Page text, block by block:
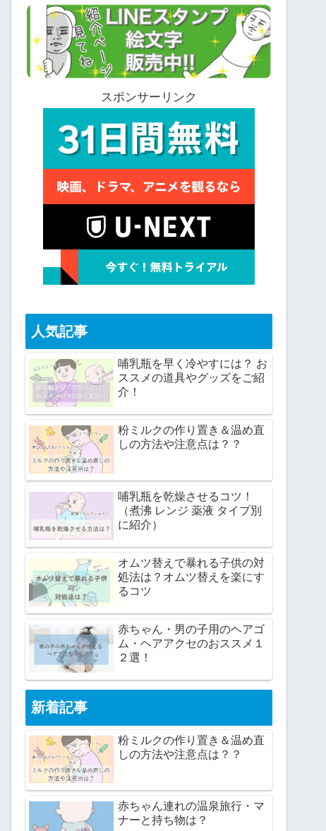
スポンサーリンク
人気記事
哺乳瓶を早く冷やすには？ お
ススメの道具やグッズをご紹
介！
粉ミルクの作り置き＆温め直
しの方法や注意点は？？
哺乳瓶を乾燥させるコツ！
（煮沸 レンジ 薬液 タイプ別
に紹介）
オムツ替えで暴れる子供の対
処法は？オムツ替えを楽にす
るコツ
赤ちゃん・男の子用のヘアゴ
ム・ヘアアクセのおススメ１
２選！
新着記事
粉ミルクの作り置き＆温め直
しの方法や注意点は？？
赤ちゃん連れの温泉旅行・マ
ナーと持ち物は？